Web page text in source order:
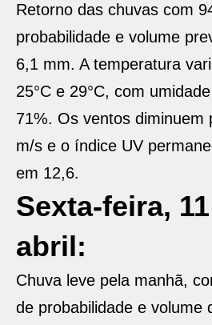
Retorno das chuvas com
probabilidade e volume
6,1 mm. A temperatura
25°C e 29°C, com
71%. Os ventos diminuem
m/s e o índice UV
em 12,6.
Sexta-feira,
abril:
Chuva leve pela manhã,
de probabilidade e volume